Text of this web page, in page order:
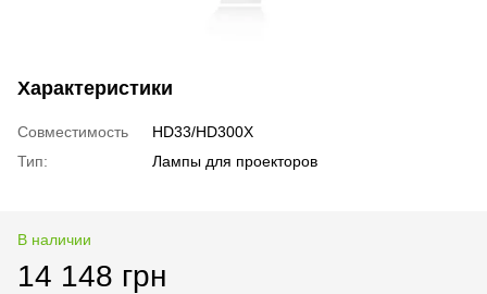
Характеристики
Совместимость
HD33/HD300X
Тип:
Лампы для проекторов
В наличии
14 148 грн